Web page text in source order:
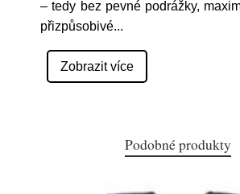
– tedy bez pevné podrážky,
přizpůsobivé...
Zobrazit více
Podobné produkty